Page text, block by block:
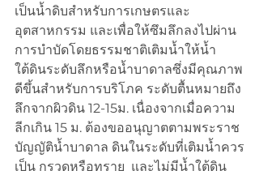
เป็นน้ำดิบสำหรับการเกษตรและ
อุตสาหกรรม และเพื่อให้ซึมลึกลงไปผ่าน
การบำบัดโดยธรรมชาติเติมน้ำให้น้ำ
ใต้ดินระดับลึกหรือน้ำบาดาลซึ่งมีคุณภาพ
ดีขึ้นสำหรับการบริโภค ระดับตื้นหมายถึง
ลึกจากผิวดิน 12-15ม. เนื่องจากเมื่อความ
ลีกเกิน 15 ม. ต้องขออนุญาตตามพระราช
บัญญัติน้ำบาดาล ดินในระดับที่เติมน้ำควร
เป็น กรวดหรือทราย  และไม่มีน้ำใต้ดิน